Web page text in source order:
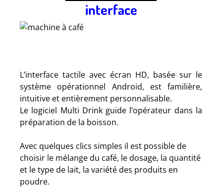
interface
L’interface tactile avec écran HD, basée sur le
système opérationnel Android, est familière,
intuitive et entièrement personnalisable.
Le logiciel Multi Drink guide l’opérateur dans la
préparation de la boisson.
Avec quelques clics simples il est possible de
choisir le mélange du café, le dosage, la quantité
et le type de lait, la variété des produits en
poudre.